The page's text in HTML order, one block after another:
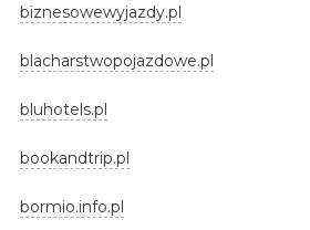
biznesowewyjazdy.pl
blacharstwopojazdowe.pl
bluhotels.pl
bookandtrip.pl
bormio.info.pl